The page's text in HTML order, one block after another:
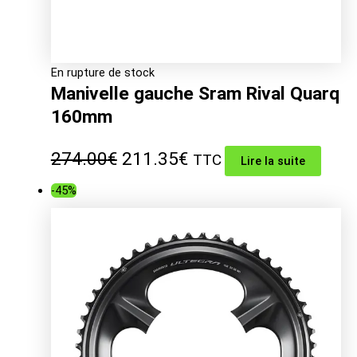
En rupture de stock
Manivelle gauche Sram Rival Quarq
160mm
274.00€ Le
était :
274.00€.
211.35€Le
est :
211.35€.
TTC Lire la suite
-45%